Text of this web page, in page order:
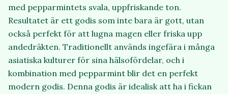
med pepparmintets svala, uppfriskande ton.
Resultatet är ett godis som inte bara är gott, utan
också perfekt för att lugna magen eller friska upp
andedräkten. Traditionellt används ingefära i många
asiatiska kulturer för sina hälsofördelar, och i
kombination med pepparmint blir det en perfekt
modern godis. Denna godis är idealisk att ha i fickan